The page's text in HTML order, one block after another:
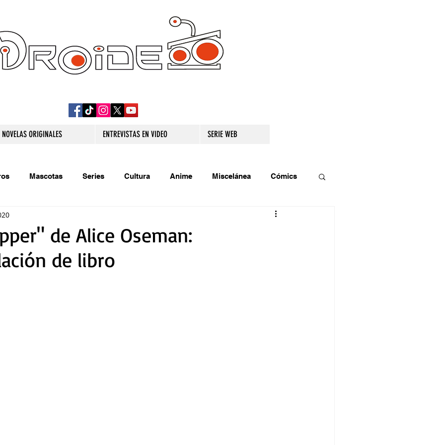
NOVELAS ORIGINALES ENTREVISTAS EN VIDEO SERIE WEB
Mascotas Series Cultura Anime Miscelánea Cómics
originales
de Alice Oseman:
de libro